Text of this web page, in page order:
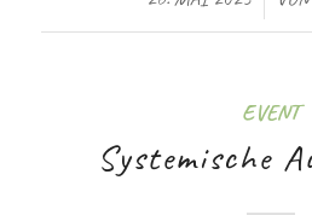
EVENT
Systemische